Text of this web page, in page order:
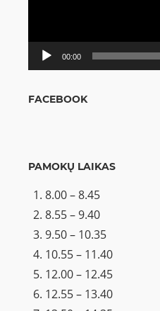
00:00
FACEBOOK
PAMOKŲ LAIKAS
8.00 – 8.45
8.55 – 9.40
9.50 – 10.35
10.55 – 11.40
12.00 – 12.45
12.55 – 13.40